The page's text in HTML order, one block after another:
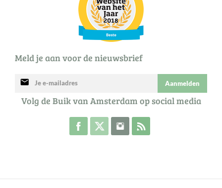
Meld je aan voor de nieuwsbrief
mail Aanmelden
Volg de Buik van Amsterdam op social media
Volg de Buik op Facebook
Volg de Buik op Twitter
Volg de Buik op Instagram